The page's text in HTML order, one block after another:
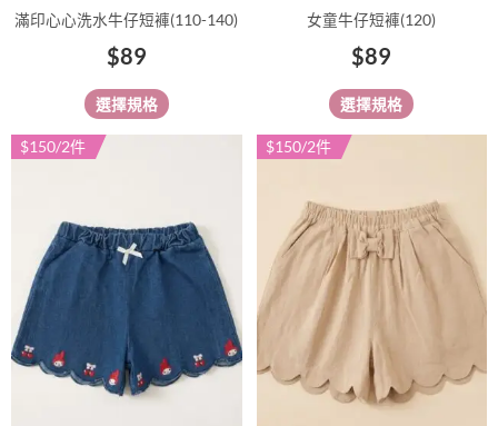
滿印心心洗水牛仔短褲(110-140)
$89
選擇規格
頁
面
選
擇
女童牛仔短褲(120)
$89
選擇規格
頁
面
選
擇
$150/2件
有
多
種
可
在
$150/2件
有
多
式。
可
在